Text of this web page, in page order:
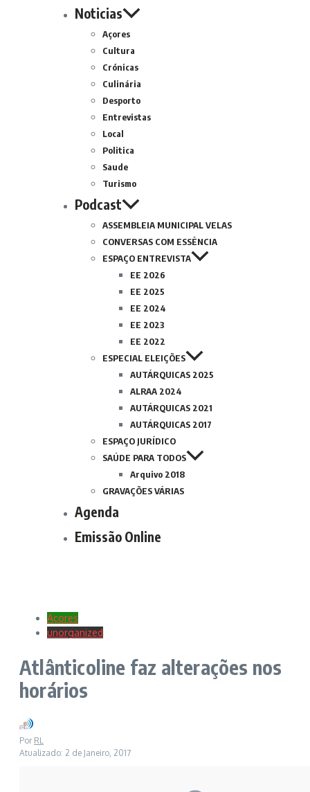
Noticias
Açores
Cultura
Crónicas
Culinária
Desporto
Entrevistas
Local
Politica
Saude
Turismo
Podcast
ASSEMBLEIA MUNICIPAL VELAS
CONVERSAS COM ESSÊNCIA
ESPAÇO ENTREVISTA
EE 2026
EE 2025
EE 2024
EE 2023
EE 2022
ESPECIAL ELEIÇÕES
AUTÁRQUICAS 2025
ALRAA 2024
AUTÁRQUICAS 2021
AUTÁRQUICAS 2017
ESPAÇO JURÍDICO
SAÚDE PARA TODOS
Arquivo 2018
GRAVAÇÕES VÁRIAS
Agenda
Emissão Online
Açores
unorganized
Atlânticoline faz alterações nos
horários
Por RL
Atualizado: 2 de Janeiro, 2017